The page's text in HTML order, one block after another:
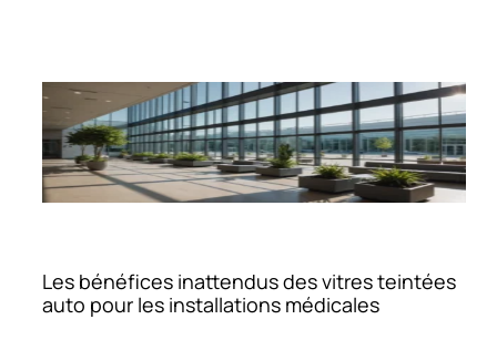
Les bénéfices inattendus des vitres teintées
auto pour les installations médicales